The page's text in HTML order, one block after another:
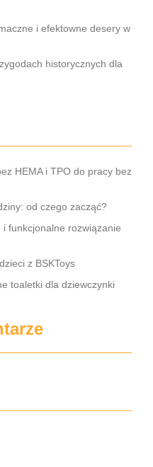
i efektowne desery w
historycznych dla
HEMA i TPO do pracy bez
od czego zacząć?
funkcjonalne rozwiązanie
z BSKToys
toaletki dla dziewczynki